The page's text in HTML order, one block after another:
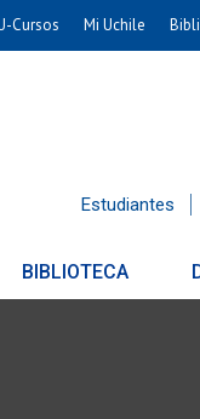
Cursos Mi Uchile
Estudiantes
BIBLIOTECA